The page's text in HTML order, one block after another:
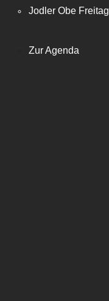
Jodler Obe Freitag
Zur Agenda